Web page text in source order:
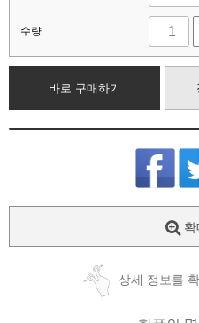
수량
바로 구매하기
확
상세 정보를